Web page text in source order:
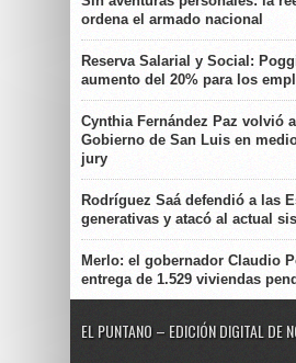
ordena el armado nacional
Reserva Salarial y Social:
aumento del 20% para los
Cynthia Fernández Paz volvió
Gobierno de San Luis en
jury
Rodríguez Saá defendió a las
generativas y atacó al actual
Merlo: el gobernador Claudio
entrega de 1.529 viviendas
EL PUNTANO – EDICIÓN DIGITAL DE